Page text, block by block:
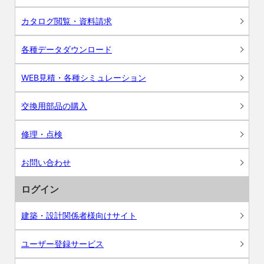
カタログ閲覧・資料請求
各種データダウンロード
WEB見積・各種シミュレーション
交換用部品の購入
修理・点検
お問い合わせ
ログイン
建築・設計関係者様向けサイト
ユーザー登録サービス